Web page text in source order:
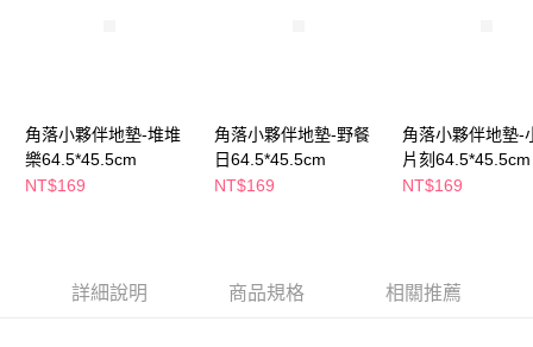
３．收到繳費通知簡訊後14天內，點擊此簡訊中的連結，可透過四大超商／
ATM／網路銀行／等多元方式進行付款，方視為交易完成。
※ 請注意：結帳手續完成當下不需立刻繳費，但若您需要取消訂單，請聯絡
客戶支援中心」https://netprotections.freshdesk.com/support/home
角落小夥伴地墊-堆堆
樂64.5*45.5cm
NT$169
角落小夥伴地墊-野餐
日64.5*45.5cm
NT$169
角落小夥伴地墊-
片刻64.5*45.5cm
NT$169
詳細說明 商品規格 相關推薦